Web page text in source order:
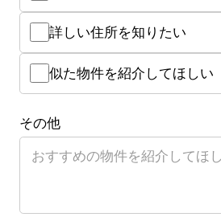
詳しい住所を知りたい
似た物件を紹介してほしい
その他